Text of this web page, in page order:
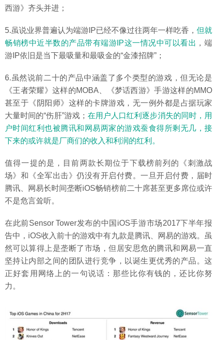
西游》齐头并进；
5.虽说业界普遍认为端游IP已经不像过往两年一样吃香， 但就
畅销榜中近半数的产品带有端游IP这一情况中可以看出 ，端
游IP依旧是当下最吸量和最吸金的“金漆招牌”；
6.虽然说前二十的产品中涵盖了多个类型的游戏，但无论是
《王者荣耀》这样的MOBA、《梦话西游》手游这样的MMO
甚至于《阴阳师》这样的卡牌游戏，无一例外都是占据玩家
大量时间的“伤肝”游戏； 在用户人口红利逐步消失的同时，用
户时间红利也被腾讯和网易两家的游戏蚕食得所剩无几，接
下来的或许就是厂商们的收入和利润的红利。
值得一提的是，目前两款长期位于下载榜前列的《刺激战
场》和《全军出击》仍没有开启付费。一旦开启付费，届时
腾讯、网易长时间垄断iOS畅销榜前二十席甚至更多席位或许
不是危言耸听。
在此前Sensor Tower发布的中国iOS手游市场2017下半年报
告中，iOS收入前十的游戏中有九款是腾讯、网易的游戏。虽
然可以算得上是垄断了市场，但居安思危的腾讯和网易一直
坚持让内部之间的团队进行竞争，以诞生更优秀的产品。这
正好套用网络上的一句说话：那些比你有钱的，还比你努
力。